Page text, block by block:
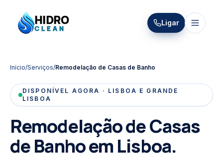
HIDRO
CLEAN
HidroClean Canalizações
Ligar
Início/Serviços/Remodelação de Casas de Banho
DISPONÍVEL AGORA · LISBOA E GRANDE
LISBOA
Remodelação de Casas
de Banhoem Lisboa.